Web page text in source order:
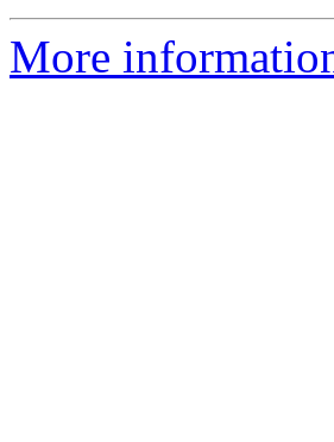
More